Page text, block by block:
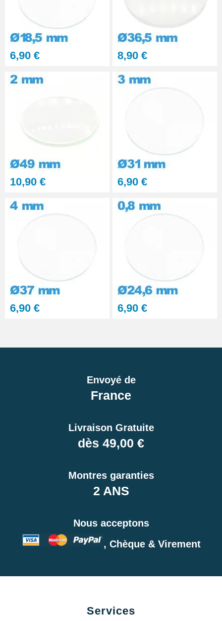
6,90 € 8,90 €
10,90 € 6,90 €
6,90 € 6,90 €
Envoyé de
France
Livraison Gratuite
dès 49,00 €
Montres garanties
2 ANS
Nous acceptons
, Chèque & Virement
Services